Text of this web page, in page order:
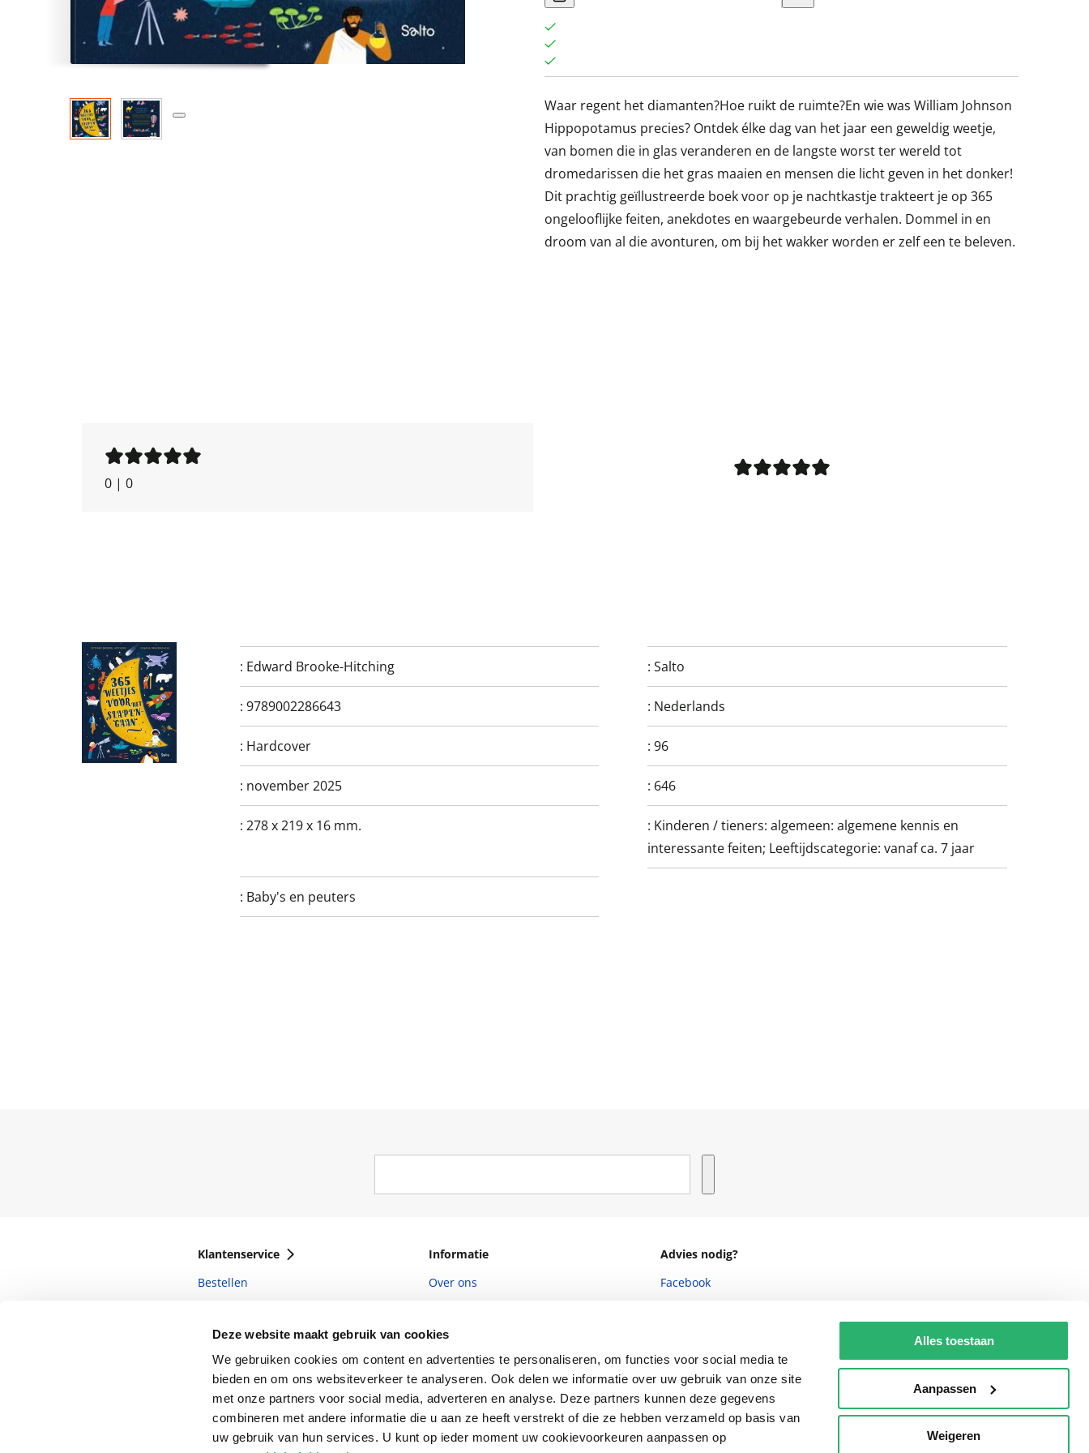
Deze website maakt gebruik van cookies
We gebruiken cookies om content en advertenties te personaliseren, om functies voor social media te
bieden en om ons websiteverkeer te analyseren. Ook delen we informatie over uw gebruik van onze site
met onze partners voor social media, adverteren en analyse. Deze partners kunnen deze gegevens
combineren met andere informatie die u aan ze heeft verstrekt of die ze hebben verzameld op basis van
uw gebruik van hun services. U kunt op ieder moment uw cookievoorkeuren aanpassen op
Alles toestaan
Aanpassen
Weigeren
Waar regent het diamanten?Hoe ruikt de ruimte?En wie was William Johnson
Hippopotamus precies? Ontdek élke dag van het jaar een geweldig weetje,
van bomen die in glas veranderen en de langste worst ter wereld tot
dromedarissen die het gras maaien en mensen die licht geven in het donker!
Dit prachtig geïllustreerde boek voor op je nachtkastje trakteert je op 365
ongelooflijke feiten, anekdotes en waargebeurde verhalen. Dommel in en
droom van al die avonturen, om bij het wakker worden er zelf een te beleven.
0 | 0
: Edward Brooke-Hitching :Salto
: 9789002286643 : Nederlands
: Hardcover :96
: november 2025 : 646
: 278 x 219 x 16 mm. : Kinderen / tieners: algemeen: algemene kennis en
interessante feiten; Leeftijdscategorie: vanaf ca. 7 jaar
: Baby's en peuters
Klantenservice
Bestellen
Betalen
Retourneren
Veelgestelde vragen
Informatie
Over ons
Winkels en openingstijden
Cadeaukaart
Ondernemer worden
Vulnerability Disclosure policy
Advies nodig?
Facebook
088 - 133 84 32